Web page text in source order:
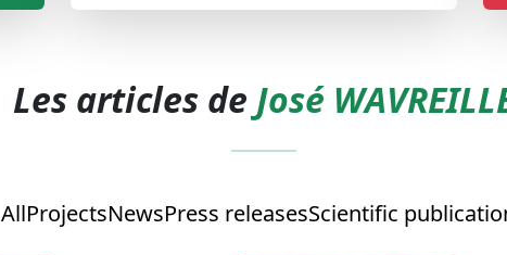
Les articles de José
AllProjectsNewsPress releasesScientific